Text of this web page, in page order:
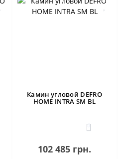
Камин угловой DEFRO
HOME INTRA SM BL
0
102 485 грн.